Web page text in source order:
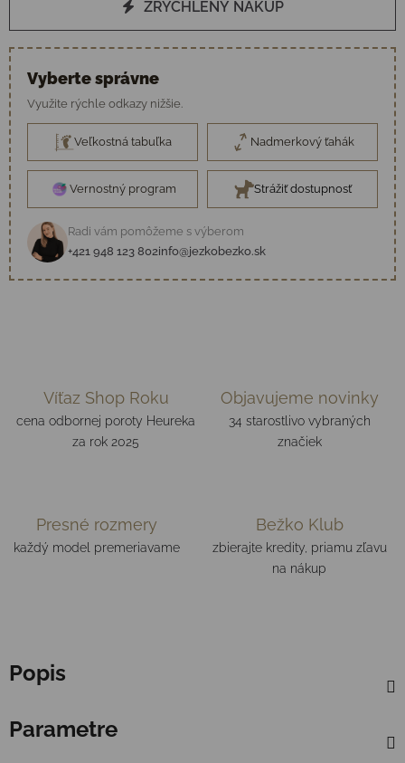
ZRÝCHLENÝ NÁKUP
Vyberte správne
Využite rýchle odkazy nižšie.
Veľkostná tabuľka Nadmerkový ťahák
Vernostný program Strážiť dostupnosť
Radi vám pomôžeme s výberom
+421 948 123 802info@jezkobezko.sk
Víťaz Shop Roku
cena odbornej poroty Heureka
za rok 2025
Objavujeme novinky
34 starostlivo vybraných
značiek
Presné rozmery
každý model premeriavame
Bežko Klub
zbierajte kredity, priamu zľavu
na nákup
Popis
Parametre